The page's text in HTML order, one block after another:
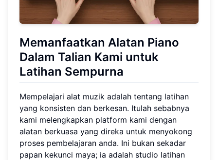
Memanfaatkan Alatan Piano
Dalam Talian Kami untuk
Latihan Sempurna
Mempelajari alat muzik adalah tentang latihan
yang konsisten dan berkesan. Itulah sebabnya
kami melengkapkan platform kami dengan
alatan berkuasa yang direka untuk menyokong
proses pembelajaran anda. Ini bukan sekadar
papan kekunci maya; ia adalah studio latihan